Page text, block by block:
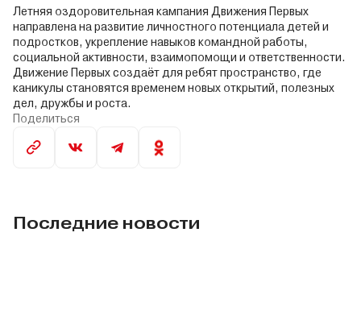
Последние новости
Летняя оздоровительная кампания Движения Первых
направлена на развитие личностного потенциала детей и
подростков, укрепление навыков командной работы,
социальной активности, взаимопомощи и ответственности.
Движение Первых создаёт для ребят пространство, где
каникулы становятся временем новых открытий, полезных
дел, дружбы и роста.
Поделиться